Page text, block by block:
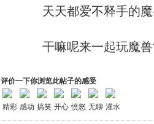
天天都爱不释手的魔兽
干嘛呢来一起玩魔兽世
评价一下你浏览此帖子的感受
精彩 感动 搞笑 开心 愤怒 无聊 灌水